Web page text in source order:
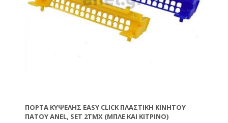
ΠΌΡΤΑ ΚΥΨΈΛΗΣ EASY CLICK ΠΛΑΣΤΙΚΉ ΚΙΝΗΤΟΎ
ΠΆΤΟΥ ANEL, SET 2ΤΜΧ (ΜΠΛΈ ΚΑΙ ΚΊΤΡΙΝΟ)